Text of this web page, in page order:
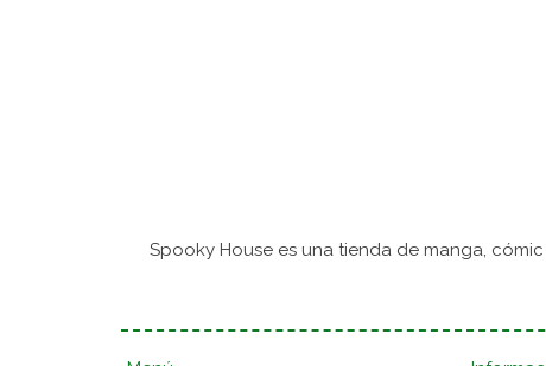
Spooky House es una tienda de manga,